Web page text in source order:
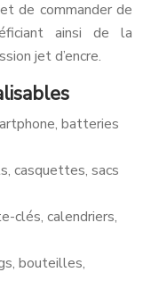
de commander de
ainsi de la
jet d’encre.
batteries
casquettes, sacs
clés, calendriers,
bouteilles,